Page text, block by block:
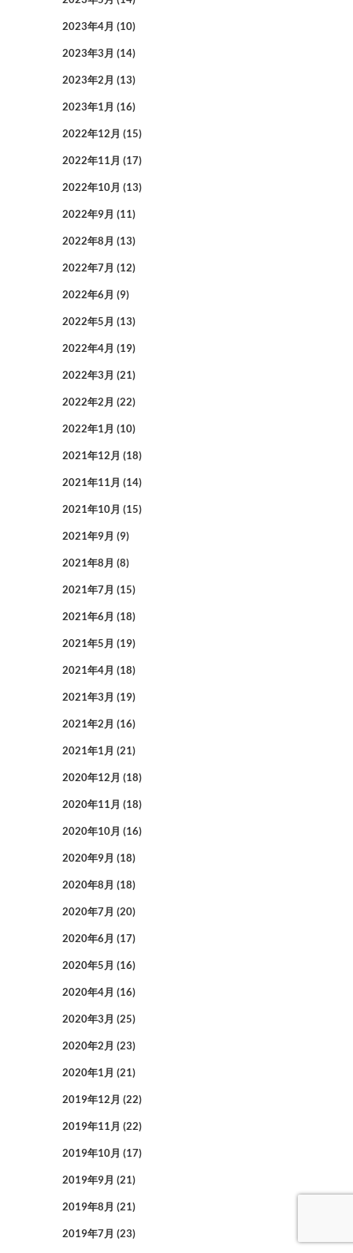
2023年4月 (10)
2023年3月 (14)
2023年2月 (13)
2023年1月 (16)
2022年12月 (15)
2022年11月 (17)
2022年10月 (13)
2022年9月 (11)
2022年8月 (13)
2022年7月 (12)
2022年6月 (9)
2022年5月 (13)
2022年4月 (19)
2022年3月 (21)
2022年2月 (22)
2022年1月 (10)
2021年12月 (18)
2021年11月 (14)
2021年10月 (15)
2021年9月 (9)
2021年8月 (8)
2021年7月 (15)
2021年6月 (18)
2021年5月 (19)
2021年4月 (18)
2021年3月 (19)
2021年2月 (16)
2021年1月 (21)
2020年12月 (18)
2020年11月 (18)
2020年10月 (16)
2020年9月 (18)
2020年8月 (18)
2020年7月 (20)
2020年6月 (17)
2020年5月 (16)
2020年4月 (16)
2020年3月 (25)
2020年2月 (23)
2020年1月 (21)
2019年12月 (22)
2019年11月 (22)
2019年10月 (17)
2019年9月 (21)
2019年8月 (21)
2019年7月 (23)